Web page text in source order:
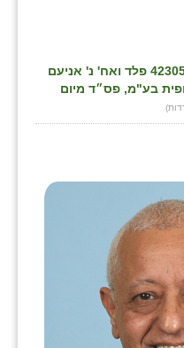
ת"א (נצרת) 42305-05-24 פלד ואח' נ' אניעם
בע"מ, פס״ד מיום